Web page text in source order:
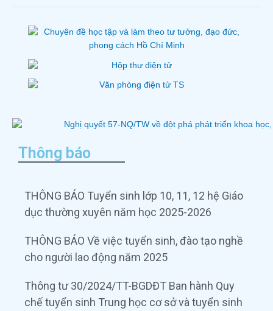
Thông báo
THÔNG BÁO Tuyển sinh lớp 10, 11, 12 hệ Giáo
dục thường xuyên năm học 2025-2026
THÔNG BÁO Về việc tuyển sinh, đào tạo nghề
cho người lao động năm 2025
Thông tư 30/2024/TT-BGDĐT Ban hành Quy
chế tuyển sinh Trung học cơ sở và tuyển sinh